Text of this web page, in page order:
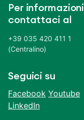
Per informazioni
contattaci al
+39 035 420 411 1
(Centralino)
Seguici su
Facebook Youtube
LinkedIn